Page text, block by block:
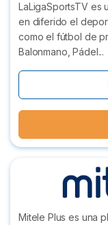
LaLigaSportsTV es
en diferido el
como el fútbol de
Balonmano, Pádel...
Mitele Plus es una